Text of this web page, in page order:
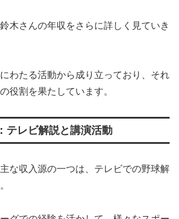
木さんの年収をさらに詳しく見ていき
わたる活動から成り立っており、それ
役割を果たしています。
レビ解説と講演活動
な収入源の一つは、テレビでの野球解